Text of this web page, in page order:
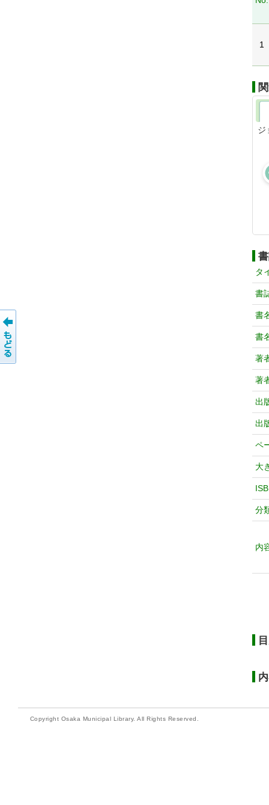
1
ジ
タ
書
書
書
著
著
出
出
ペ
大
分
内
Copyright Osaka Municipal Library. All Rights Reserved.